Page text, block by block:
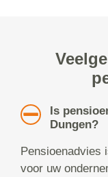
Is
Dungen?
Pensioenadvies
voor uw